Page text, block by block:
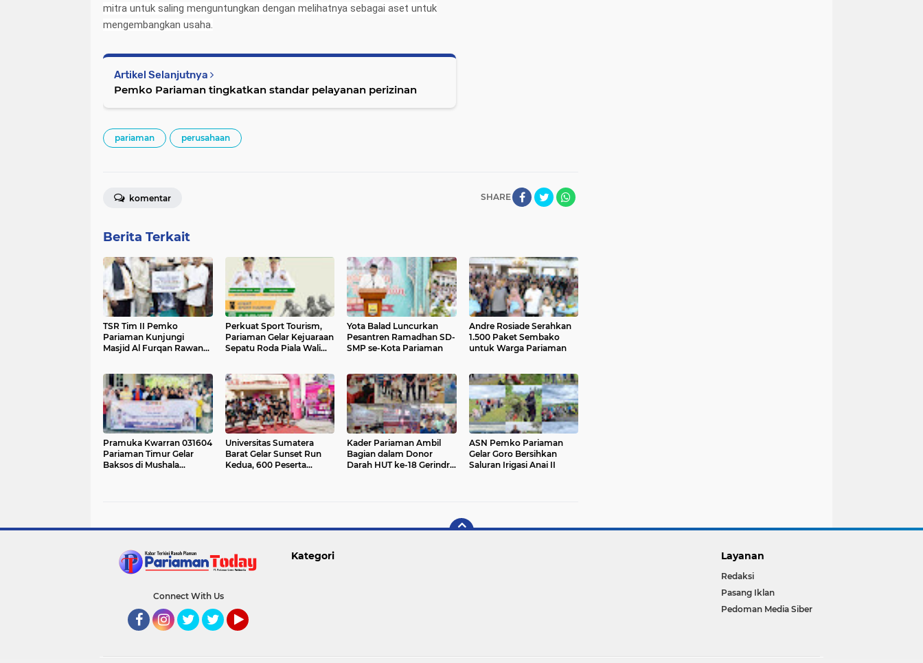
mitra untuk saling menguntungkan dengan melihatnya sebagai aset untuk
mengembangkan usaha.
Artikel Selanjutnya
Pemko Pariaman tingkatkan standar pelayanan perizinan
pariaman perusahaan
SHARE
komentar
Berita Terkait
TSR Tim II Pemko
Pariaman Kunjungi
Masjid Al Furqan Rawang,
Perkuat Sport Tourism,
Pariaman Gelar Kejuaraan
Sepatu Roda Piala Wali
Yota Balad Luncurkan
Pesantren Ramadhan SD-
SMP se-Kota Pariaman
Andre Rosiade Serahkan
1.500 Paket Sembako
untuk Warga Pariaman
Pramuka Kwarran 031604
Pariaman Timur Gelar
Baksos di Mushala
Universitas Sumatera
Barat Gelar Sunset Run
Kedua, 600 Peserta
Kader Pariaman Ambil
Bagian dalam Donor
Darah HUT ke-18 Gerindra
ASN Pemko Pariaman
Gelar Goro Bersihkan
Saluran Irigasi Anai II
Connect With Us
Kategori Layanan
Redaksi
Pasang Iklan
Pedoman Media Siber